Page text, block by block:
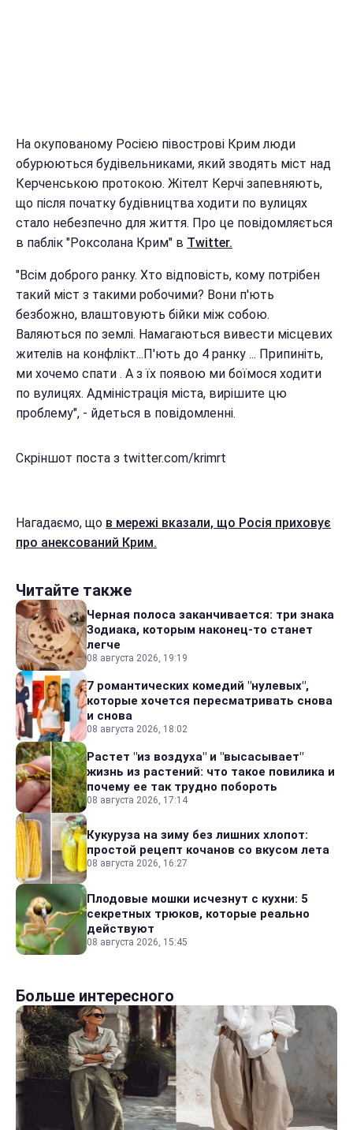
На окупованому Росією півострові Крим люди
обурюються будівельниками, який зводять міст над
Керченською протокою. Жітелт Керчі запевняють,
що після початку будівництва ходити по вулицях
стало небезпечно для життя. Про це повідомляється
в паблік "Роксолана Крим" в Twitter.
"Всім доброго ранку. Хто відповість, кому потрібен
такий міст з такими робочими? Вони п'ють
безбожно, влаштовують бійки між собою.
Валяються по землі. Намагаються вивести місцевих
жителів на конфлікт...П'ють до 4 ранку ... Припиніть,
ми хочемо спати . А з їх появою ми боїмося ходити
по вулицях. Адміністрація міста, вирішите цю
проблему", - йдеться в повідомленні.
Скріншот поста з twitter.com/krimrt
Нагадаємо, що в мережі вказали, що Росія приховує
про анексований Крим.
Читайте также
Черная полоса заканчивается: три знака
Зодиака, которым наконец-то станет
легче
08 августа 2026, 19:19
7 романтических комедий "нулевых",
которые хочется пересматривать снова
и снова
08 августа 2026, 18:02
Растет "из воздуха" и "высасывает"
жизнь из растений: что такое повилика и
почему ее так трудно побороть
08 августа 2026, 17:14
Кукуруза на зиму без лишних хлопот:
простой рецепт кочанов со вкусом лета
08 августа 2026, 16:27
Плодовые мошки исчезнут с кухни: 5
секретных трюков, которые реально
действуют
08 августа 2026, 15:45
Больше интересного